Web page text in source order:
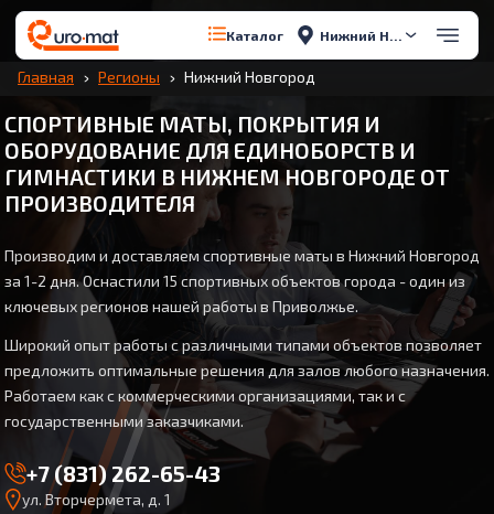
Каталог Нижний Новгород
Главная Регионы Нижний Новгород
СПОРТИВНЫЕ МАТЫ, ПОКРЫТИЯ И
ОБОРУДОВАНИЕ ДЛЯ ЕДИНОБОРСТВ И
ГИМНАСТИКИ В НИЖНЕМ НОВГОРОДЕ ОТ
ПРОИЗВОДИТЕЛЯ
Производим и доставляем спортивные маты в Нижний Новгород
за 1-2 дня. Оснастили 15 спортивных объектов города - один из
ключевых регионов нашей работы в Приволжье.
Широкий опыт работы с различными типами объектов позволяет
предложить оптимальные решения для залов любого назначения.
Работаем как с коммерческими организациями, так и с
государственными заказчиками.
+7 (831) 262-65-43
ул. Вторчермета, д. 1